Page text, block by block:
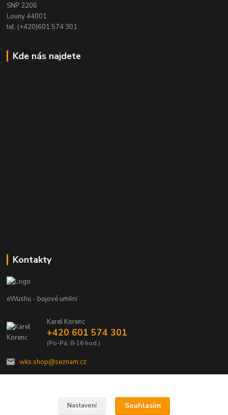
SNP 2206
Louny 44001
tel. (+420)601 574 301
Kde nás najdete
Kontakty
eWushu - bojové umění
Karel Korenc
+420 601 574 301
(Po-Pá, 8-16 hod.)
wks.shop@seznam.cz
Nastavení Souhlasím